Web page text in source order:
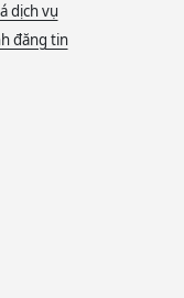
dịch vụ
đăng tin